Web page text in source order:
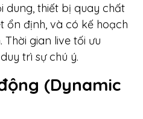
dung, thiết bị quay chất
ổn định, và có kế hoạch
gian live tối ưu
trì sự chú ý.
(Dynamic